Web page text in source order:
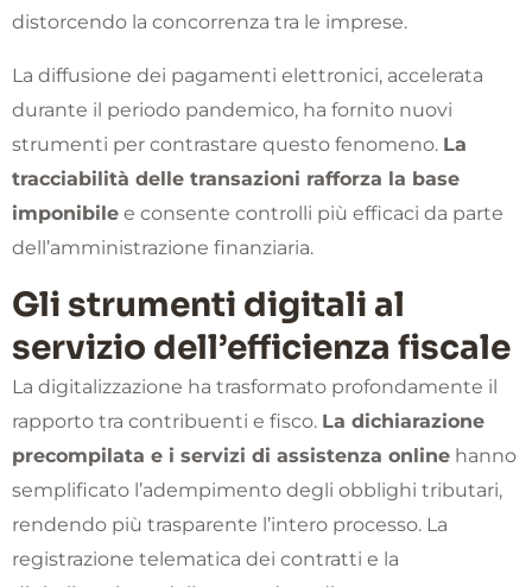
distorcendo la concorrenza tra le imprese.
La diffusione dei pagamenti elettronici, accelerata
durante il periodo pandemico, ha fornito nuovi
strumenti per contrastare questo fenomeno. La
tracciabilità delle transazioni rafforza la base
imponibile e consente controlli più efficaci da parte
dell’amministrazione finanziaria.
Gli strumenti digitali al
servizio dell’efficienza fiscale
La digitalizzazione ha trasformato profondamente il
rapporto tra contribuenti e fisco. La dichiarazione
precompilata e i servizi di assistenza online hanno
semplificato l’adempimento degli obblighi tributari,
rendendo più trasparente l’intero processo. La
registrazione telematica dei contratti e la